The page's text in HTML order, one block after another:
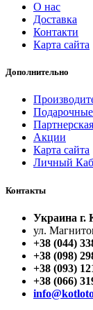
О нас
Доставка
Контакти
Карта сайта
Дополнительно
Акции
Карта сайта
Личный
Контакты
Украина г.
ул.
+38 (044)
+38 (098)
+38 (093)
+38 (066)